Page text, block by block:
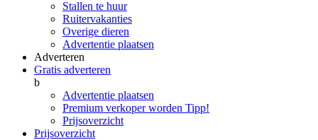
Stallen te huur
Ruitervakanties
Overige dieren
Advertentie plaatsen
Adverteren
Gratis adverteren
b
Advertentie plaatsen
Premium verkoper worden Tipp!
Prijsoverzicht
Prijsoverzicht